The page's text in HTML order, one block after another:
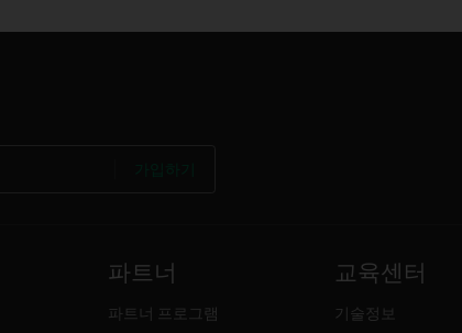
파트너
파트너 프로그램
교육센터
기술정보